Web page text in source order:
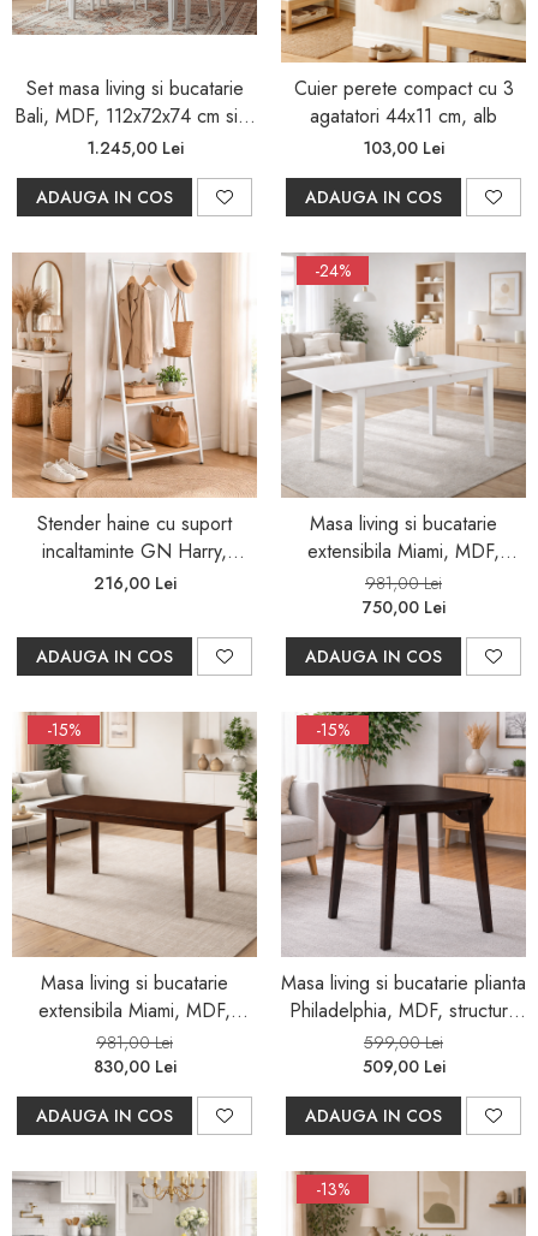
Set masa living si bucatarie
Bali, MDF, 112x72x74 cm si 4
scaune Houston, lemn masiv,
tapiterie stofa, 100 kg, alb
1.245,00 Lei
ADAUGA IN COS
Cuier perete compact cu 3
agatatori 44x11 cm, alb
103,00 Lei
ADAUGA IN COS
Stender haine cu suport
incaltaminte GN Harry,
metalic, polite, 64x40x150
216,00 Lei
ADAUGA IN COS
-24%
Masa living si bucatarie
extensibila Miami, MDF,
structura lemn masiv, 6
persoane, 120/150 x 80 x
73.8 cm, alb
981,00 Lei
750,00 Lei
ADAUGA IN COS
-15%
Masa living si bucatarie
extensibila Miami, MDF,
structura lemn masiv, 6
persoane, 120/150 x 80 x
73.8 cm, nuc
981,00 Lei
830,00 Lei
ADAUGA IN COS
-15%
Masa living si bucatarie plianta
Philadelphia, MDF, structura
lemn masiv, rotunda, 4
persoane, 55/90 x 90 x 74,8
cm, nuc
599,00 Lei
509,00 Lei
ADAUGA IN COS
-13%